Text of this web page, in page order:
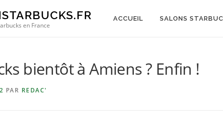
en France
ACCUEIL SALONS
bientôt à Amiens ? Enfin !
PAR REDAC'